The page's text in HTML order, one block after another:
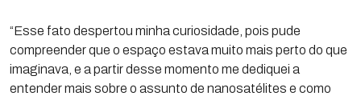
“Esse fato despertou minha curiosidade, pois pude
compreender que o espaço estava muito mais perto do que
imaginava, e a partir desse momento me dediquei a
entender mais sobre o assunto de nanosatélites e como